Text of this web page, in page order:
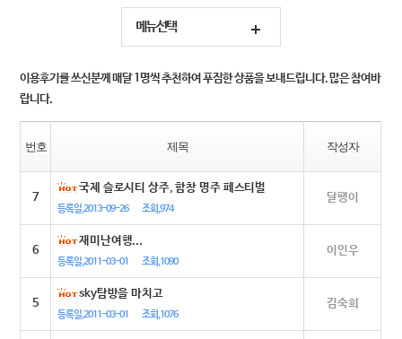
메뉴선택
이용후기를 쓰신분께 매달 1명씩 추천하여 푸짐한 상품을 보내드립니다. 많은 참여바
랍니다.
번호 제목 작성자
7
국제 슬로시티 상주, 함창 명주 페스티벌
등록일,2013-09-26 조회,974
달팽이
6
재미난여행...
등록일,2011-03-01 조회,1090
이인우
5
sky탐방을 마치고
등록일,2011-03-01 조회,1076
김숙희